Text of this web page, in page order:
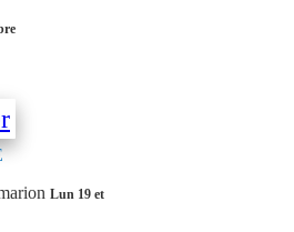
Lun 19 et